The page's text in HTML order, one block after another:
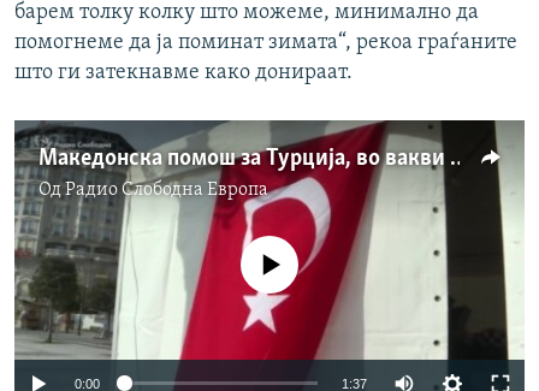
барем толку колку што можеме, минимално да
помогнеме да ја поминат зимата“, рекоа граѓаните
што ги затекнавме како донираат.
Македонска помош за Турција, во вакви времиња важна е солидарноста
ОдРадио Слободна Eвропа
No media source currently available
0:00 1:37